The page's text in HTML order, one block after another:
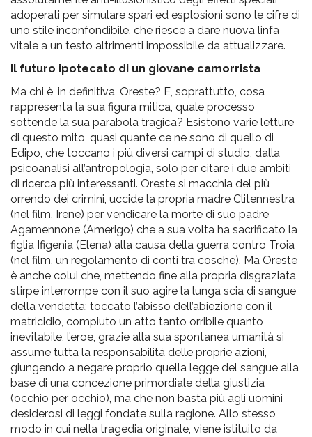
adoperati per simulare spari ed esplosioni sono le cifre di
uno stile inconfondibile, che riesce a dare nuova linfa
vitale a un testo altrimenti impossibile da attualizzare.
Il futuro ipotecato di un giovane camorrista
Ma chi è, in definitiva, Oreste? E, soprattutto, cosa
rappresenta la sua figura mitica, quale processo
sottende la sua parabola tragica? Esistono varie letture
di questo mito, quasi quante ce ne sono di quello di
Edipo, che toccano i più diversi campi di studio, dalla
psicoanalisi all’antropologia, solo per citare i due ambiti
di ricerca più interessanti. Oreste si macchia del più
orrendo dei crimini, uccide la propria madre Clitennestra
(nel film, Irene) per vendicare la morte di suo padre
Agamennone (Amerigo) che a sua volta ha sacrificato la
figlia Ifigenia (Elena) alla causa della guerra contro Troia
(nel film, un regolamento di conti tra cosche). Ma Oreste
è anche colui che, mettendo fine alla propria disgraziata
stirpe interrompe con il suo agire la lunga scia di sangue
della vendetta: toccato l’abisso dell’abiezione con il
matricidio, compiuto un atto tanto orribile quanto
inevitabile, l’eroe, grazie alla sua spontanea umanità si
assume tutta la responsabilità delle proprie azioni,
giungendo a negare proprio quella legge del sangue alla
base di una concezione primordiale della giustizia
(occhio per occhio), ma che non basta più agli uomini
desiderosi di leggi fondate sulla ragione. Allo stesso
modo in cui nella tragedia originale, viene istituito da